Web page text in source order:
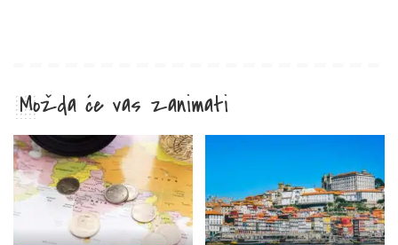
Možda će vas zanimati